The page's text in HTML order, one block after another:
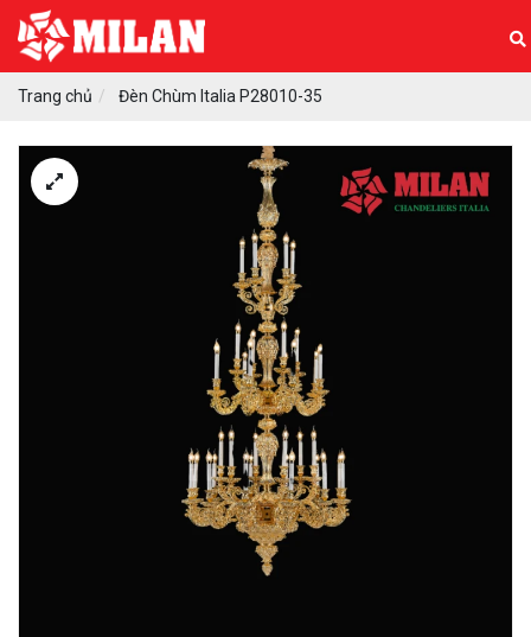
Trang chủ Đèn Chùm Italia P28010-35